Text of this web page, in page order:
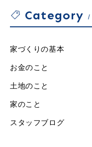
Category
家づくりの基本
お金のこと
土地のこと
家のこと
スタッフブログ